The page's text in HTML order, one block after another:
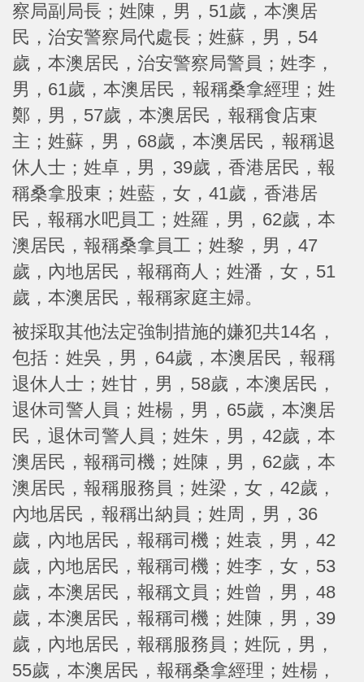
察局副局長；姓陳，男，51歲，本澳居
民，治安警察局代處長；姓蘇，男，54
歲，本澳居民，治安警察局警員；姓李，
男，61歲，本澳居民，報稱桑拿經理；姓
鄭，男，57歲，本澳居民，報稱食店東
主；姓蘇，男，68歲，本澳居民，報稱退
休人士；姓卓，男，39歲，香港居民，報
稱桑拿股東；姓藍，女，41歲，香港居
民，報稱水吧員工；姓羅，男，62歲，本
澳居民，報稱桑拿員工；姓黎，男，47
歲，內地居民，報稱商人；姓潘，女，51
歲，本澳居民，報稱家庭主婦。
被採取其他法定強制措施的嫌犯共14名，
包括：姓吳，男，64歲，本澳居民，報稱
退休人士；姓甘，男，58歲，本澳居民，
退休司警人員；姓楊，男，65歲，本澳居
民，退休司警人員；姓朱，男，42歲，本
澳居民，報稱司機；姓陳，男，62歲，本
澳居民，報稱服務員；姓梁，女，42歲，
內地居民，報稱出納員；姓周，男，36
歲，內地居民，報稱司機；姓袁，男，42
歲，內地居民，報稱司機；姓李，女，53
歲，本澳居民，報稱文員；姓曾，男，48
歲，本澳居民，報稱司機；姓陳，男，39
歲，內地居民，報稱服務員；姓阮，男，
55歲，本澳居民，報稱桑拿經理；姓楊，